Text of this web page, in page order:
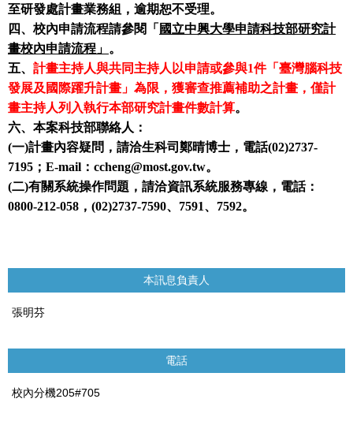
至研發處計畫業務組，逾期恕不受理。
四、校內申請流程請參閱「 國立中興大學申請科技部研究計
畫校內申請流程」 。
五、 計畫主持人與共同主持人以申請或參與1件「臺灣腦科技
發展及國際躍升計畫」為限，獲審查推薦補助之計畫，僅計
畫主持人列入執行本部研究計畫件數計算。
六、本案科技部聯絡人：
(一)計畫內容疑問，請洽生科司鄭晴博士，電話(02)2737-
7195；E-mail：ccheng@most.gov.tw。
(二)有關系統操作問題，請洽資訊系統服務專線，電話：
0800-212-058，(02)2737-7590、7591、7592。
本訊息負責人
張明芬
電話
校內分機205#705